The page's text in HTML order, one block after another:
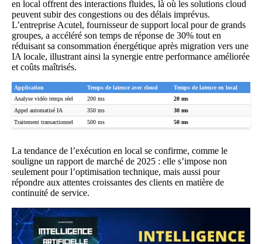
en local offrent des interactions fluides, là où les solutions cloud
peuvent subir des congestions ou des délais imprévus.
L’entreprise Acutel, fournisseur de support local pour de grands
groupes, a accéléré son temps de réponse de 30% tout en
réduisant sa consommation énergétique après migration vers une
IA locale, illustrant ainsi la synergie entre performance améliorée
et coûts maîtrisés.
Application Temps de latence avec cloud
Temps de latence en local
Analyse vidéo temps réel
200 ms
20 ms
Appel automatisé IA
350 ms
30 ms
Traitement transactionnel
500 ms 50 ms
La tendance de l’exécution en local se confirme, comme le
souligne un rapport de marché de 2025 : elle s’impose non
seulement pour l’optimisation technique, mais aussi pour
répondre aux attentes croissantes des clients en matière de
continuité de service.